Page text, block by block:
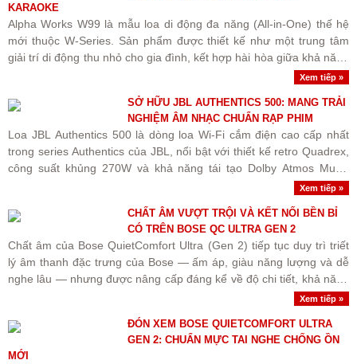
KARAOKE
Alpha Works W99 là mẫu loa di động đa năng (All-in-One) thế hệ
mới thuộc W-Series. Sản phẩm được thiết kế như một trung tâm
giải trí di động thu nhỏ cho gia đình, kết hợp hài hòa giữa khả năng
Xem tiếp »
SỞ HỮU JBL AUTHENTICS 500: MANG TRẢI
NGHIỆM ÂM NHẠC CHUẨN RẠP PHIM
Loa JBL Authentics 500 là dòng loa Wi-Fi cắm điện cao cấp nhất
trong series Authentics của JBL, nổi bật với thiết kế retro Quadrex,
công suất khủng 270W và khả năng tái tạo Dolby Atmos Music
Xem tiếp »
CHẤT ÂM VƯỢT TRỘI VÀ KẾT NỐI BỀN BỈ
CÓ TRÊN BOSE QC ULTRA GEN 2
Chất âm của Bose QuietComfort Ultra (Gen 2) tiếp tục duy trì triết
lý âm thanh đặc trưng của Bose — ấm áp, giàu năng lượng và dễ
nghe lâu — nhưng được nâng cấp đáng kể về độ chi tiết, khả năng
Xem tiếp »
ĐÓN XEM BOSE QUIETCOMFORT ULTRA
GEN 2: CHUẨN MỰC TAI NGHE CHỐNG ỒN
MỚI